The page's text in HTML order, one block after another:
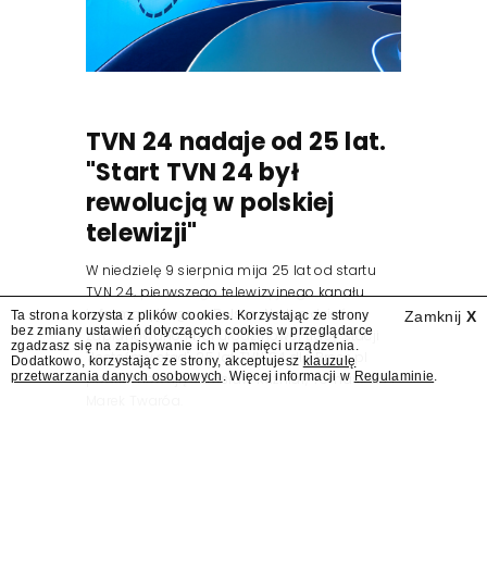
TVN 24 nadaje od 25 lat.
"Start TVN 24 był
rewolucją w polskiej
telewizji"
W niedzielę 9 sierpnia mija 25 lat od startu
TVN 24, pierwszego telewizyjnego kanału
informacyjnego w Polsce. Na ten dzień
zaplanowano finał urodzinowej trasy stacji
"Jesteśmy stąd". 25 lat TVN 24 dla Press.pl
podsumowują Jarosław Kuźniar, Tomasz Lis i
Zamknij X
Ta strona korzysta z plików cookies. Korzystając ze strony
bez zmiany ustawień dotyczących cookies w przeglądarce
zgadzasz się na zapisywanie ich w pamięci urządzenia.
Dodatkowo, korzystając ze strony, akceptujesz klauzulę
przetwarzania danych osobowych . Więcej informacji w Regulaminie.